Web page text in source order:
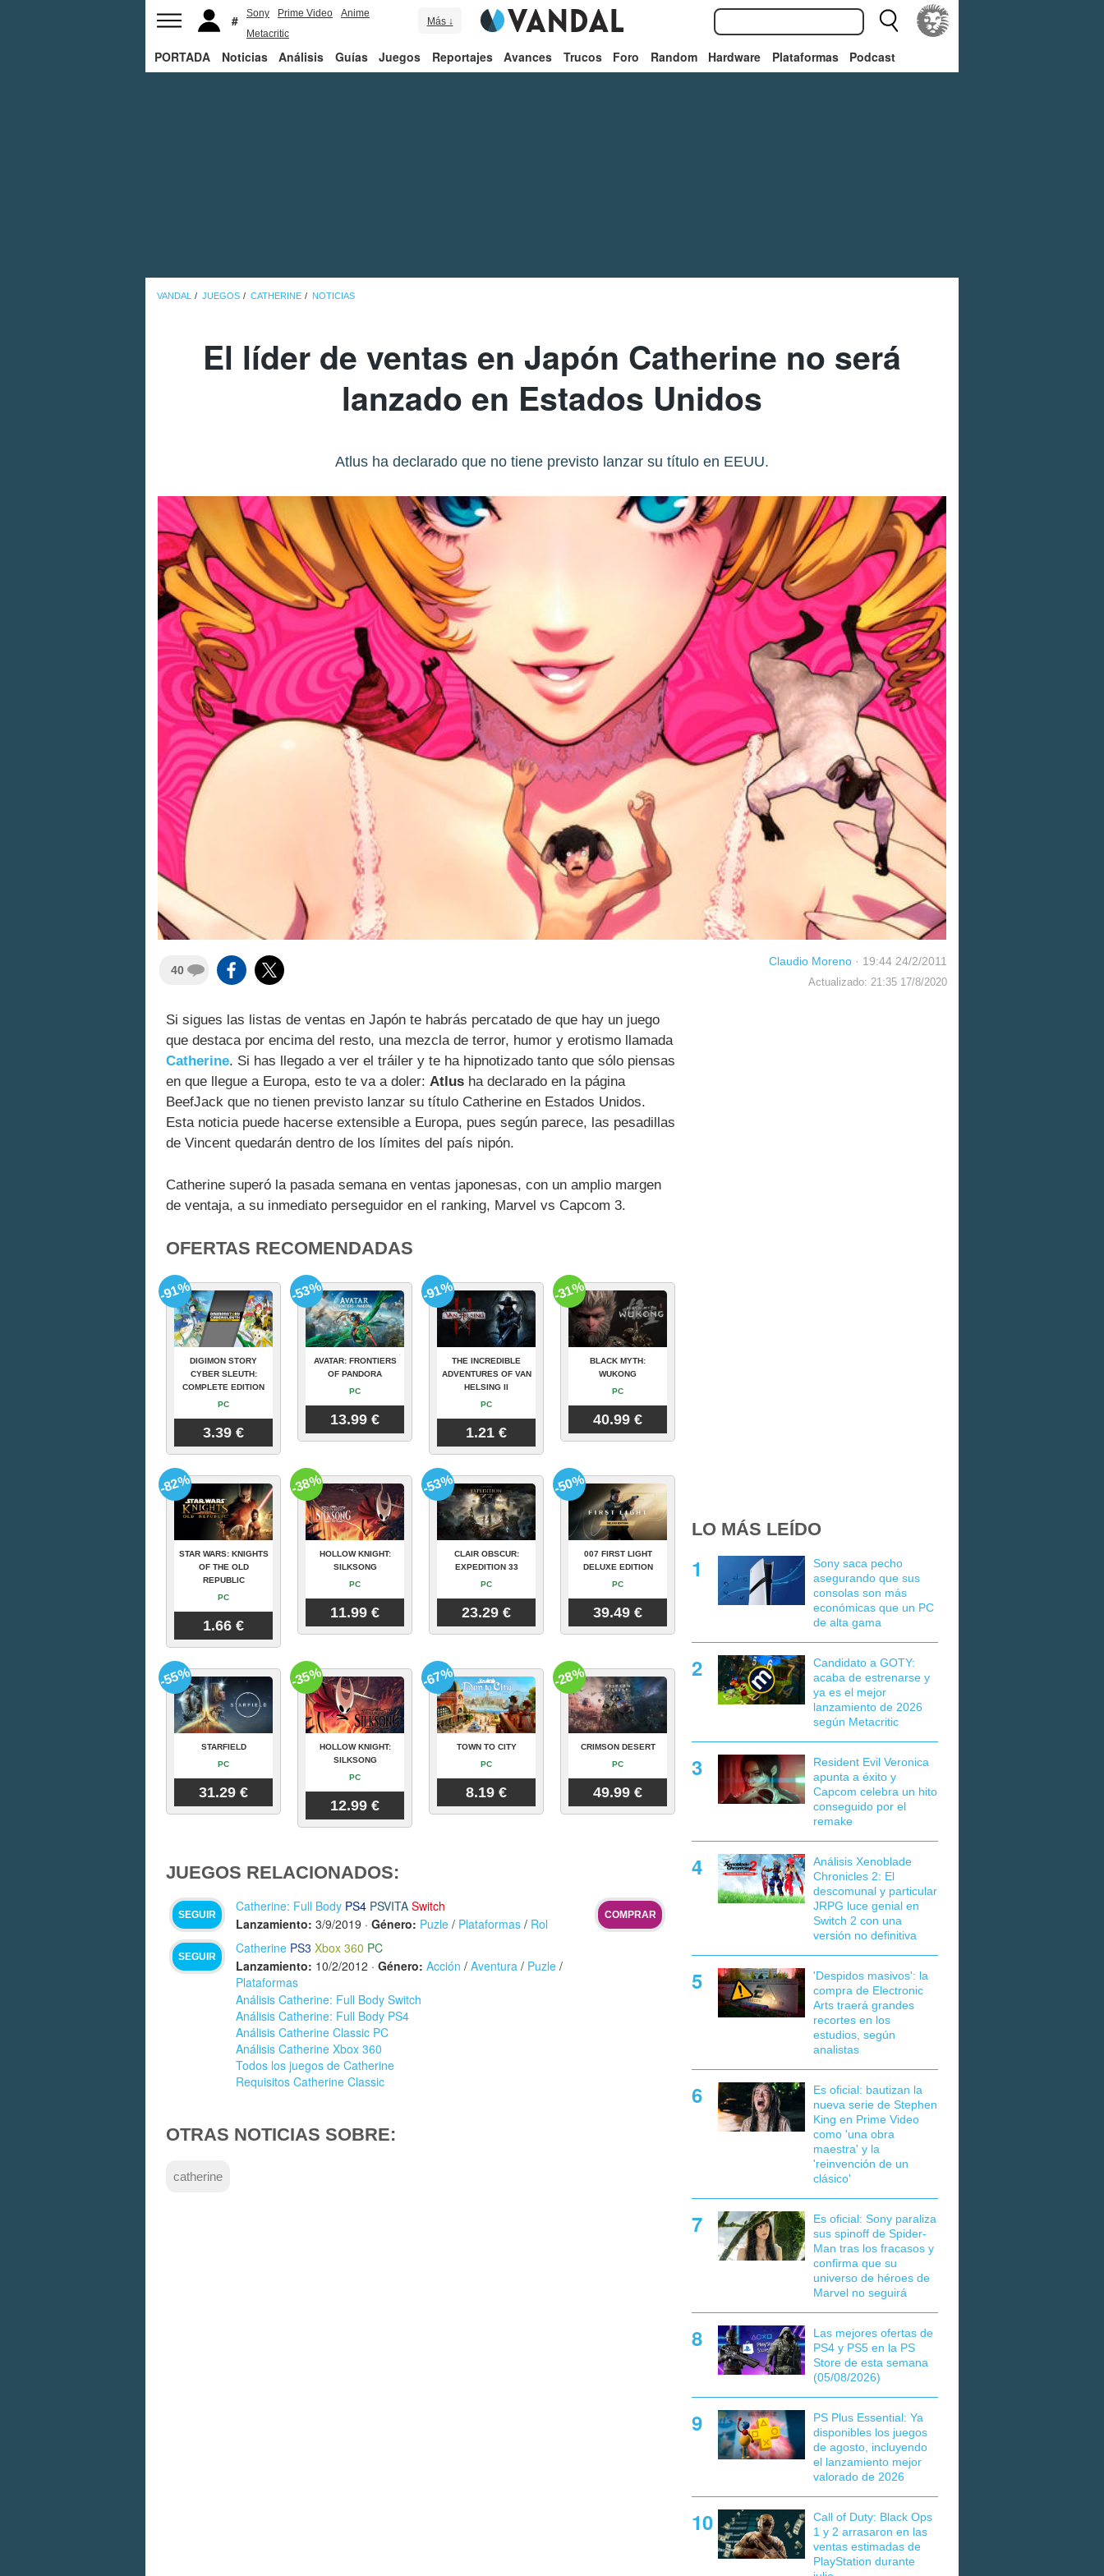
Sony Prime Video
Anime
Metacritic
Más ↓
PORTADA Noticias Análisis Guías Juegos Reportajes Avances Trucos Foro Random Hardware Plataformas Podcast
VANDAL JUEGOS CATHERINE NOTICIAS
El líder de ventas en Japón Catherine no será
lanzado en Estados Unidos
Atlus ha declarado que no tiene previsto lanzar su título en EEUU.
40
Claudio Moreno · 19:44 24/2/2011
Actualizado: 21:35 17/8/2020
Si sigues las listas de ventas en Japón te habrás percatado de que hay un juego
que destaca por encima del resto, una mezcla de terror, humor y erotismo llamada
Catherine. Si has llegado a ver el tráiler y te ha hipnotizado tanto que sólo piensas
en que llegue a Europa, esto te va a doler: Atlus ha declarado en la página
BeefJack que no tienen previsto lanzar su título Catherine en Estados Unidos.
Esta noticia puede hacerse extensible a Europa, pues según parece, las pesadillas
de Vincent quedarán dentro de los límites del país nipón.
Catherine superó la pasada semana en ventas japonesas, con un amplio margen
de ventaja, a su inmediato perseguidor en el ranking, Marvel vs Capcom 3.
OFERTAS RECOMENDADAS
DIGIMON STORY
CYBER SLEUTH:
COMPLETE EDITION
PC
3.39 €
-91%
AVATAR: FRONTIERS
OF PANDORA
PC
13.99 €
-53%
THE INCREDIBLE
ADVENTURES OF VAN
HELSING II
PC
1.21 €
-91%
BLACK MYTH:
WUKONG
PC
40.99 €
-31%
STAR WARS: KNIGHTS
OF THE OLD
REPUBLIC
PC
1.66 €
-82%
HOLLOW KNIGHT:
SILKSONG
PC
11.99 €
-38%
CLAIR OBSCUR:
EXPEDITION 33
PC
23.29 €
-53%
007 FIRST LIGHT
DELUXE EDITION
PC
39.49 €
-50%
STARFIELD
PC
31.29 €
-55%
HOLLOW KNIGHT:
SILKSONG
PC
12.99 €
-35%
TOWN TO CITY
PC
8.19 €
-67%
CRIMSON DESERT
PC
49.99 €
-28%
JUEGOS RELACIONADOS:
SEGUIR
Catherine: Full Body PS4 PSVITA Switch
Lanzamiento: 3/9/2019 · Género: Puzle / Plataformas / Rol
COMPRAR
SEGUIR
Catherine PS3 Xbox 360 PC
Lanzamiento: 10/2/2012 · Género: Acción / Aventura / Puzle /
Plataformas
Análisis Catherine: Full Body Switch
Análisis Catherine: Full Body PS4
Análisis Catherine Classic PC
Análisis Catherine Xbox 360
Todos los juegos de Catherine
Requisitos Catherine Classic
OTRAS NOTICIAS SOBRE:
catherine
LO MÁS LEÍDO
Sony saca pecho
asegurando que sus
consolas son más
económicas que un PC
de alta gama
Candidato a GOTY:
acaba de estrenarse y
ya es el mejor
lanzamiento de 2026
según Metacritic
Resident Evil Veronica
apunta a éxito y
Capcom celebra un hito
conseguido por el
remake
Análisis Xenoblade
Chronicles 2: El
descomunal y particular
JRPG luce genial en
Switch 2 con una
versión no definitiva
'Despidos masivos': la
compra de Electronic
Arts traerá grandes
recortes en los
estudios, según
analistas
Es oficial: bautizan la
nueva serie de Stephen
King en Prime Video
como 'una obra
maestra' y la
'reinvención de un
clásico'
Es oficial: Sony paraliza
sus spinoff de Spider-
Man tras los fracasos y
confirma que su
universo de héroes de
Marvel no seguirá
Las mejores ofertas de
PS4 y PS5 en la PS
Store de esta semana
(05/08/2026)
PS Plus Essential: Ya
disponibles los juegos
de agosto, incluyendo
el lanzamiento mejor
valorado de 2026
Call of Duty: Black Ops
1 y 2 arrasaron en las
ventas estimadas de
PlayStation durante